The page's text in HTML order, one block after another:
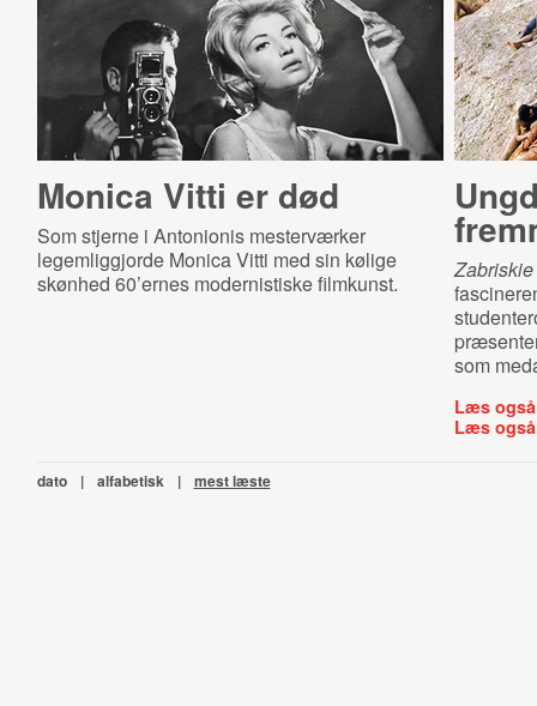
Monica Vitti er død
Som stjerne i Antonionis mesterværker
legemliggjorde Monica Vitti med sin kølige
skønhed 60’ernes modernistiske filmkunst.
som
Læs
Læs
dato | alfabetisk | mest læste